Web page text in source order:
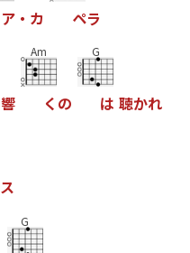
ア・ カ ペラ
響
Am
く の
G
は 聴かれ
ス
G